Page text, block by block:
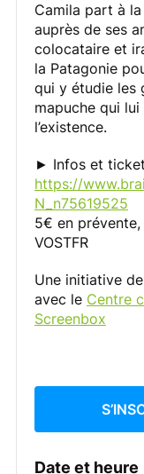
Camila part à la
auprès de ses
colocataire et
la Patagonie
qui y étudie les
mapuche qui
l’existence.
► Infos et
https://
N_n75619525
5€ en
VOSTFR
Une initiative
avec le Centre
Screenbox
Date et heure